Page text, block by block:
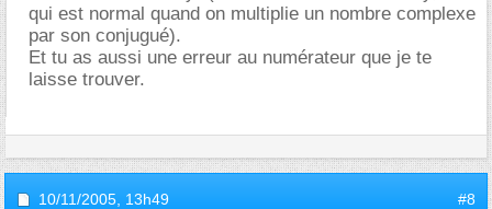
qui est normal quand on multiplie un nombre complexe
par son conjugué).
Et tu as aussi une erreur au numérateur que je te
laisse trouver.
10/11/2005, 13h49 #8